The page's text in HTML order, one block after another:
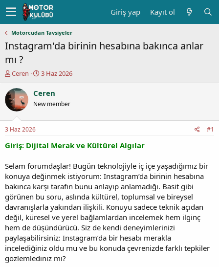
Giriş yap Kayıt ol
Motorcudan Tavsiyeler
Instagram'da birinin hesabına bakınca anlar
mı ?
K
n
u
y
b
a
ş
t
a
n
Ceren
B
ş
a
ç
r
i
h
i
3 Haz 2026
Ceren
New member
3 Haz 2026 #1
Giriş: Dijital Merak ve Kültürel Algılar
Selam forumdaşlar! Bugün teknolojiyle iç içe yaşadığımız bir
konuya değinmek istiyorum: Instagram’da birinin hesabına
bakınca karşı tarafın bunu anlayıp anlamadığı. Basit gibi
görünen bu soru, aslında kültürel, toplumsal ve bireysel
davranışlarla yakından ilişkili. Konuyu sadece teknik açıdan
değil, küresel ve yerel bağlamlardan incelemek hem ilginç
hem de düşündürücü. Siz de kendi deneyimlerinizi
paylaşabilirsiniz: Instagram’da bir hesabı merakla
incelediğiniz oldu mu ve bu konuda çevrenizde farklı tepkiler
gözlemlediniz mi?